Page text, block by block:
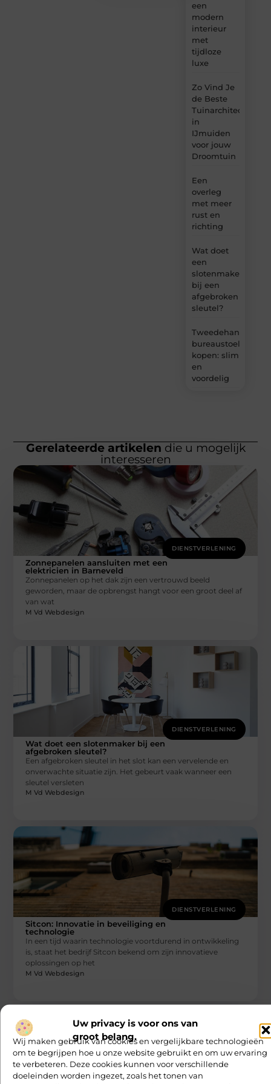
Uw privacy is voor ons van
groot belang.
Wij maken gebruik van cookies en vergelijkbare technologieën
om te begrijpen hoe u onze website gebruikt en om uw ervaring
te verbeteren. Deze cookies kunnen voor verschillende
doeleinden worden ingezet, zoals het tonen van
een
modern
interieur
met
tijdloze
luxe
Zo Vind Je
de Beste
Tuinarchitect
in
IJmuiden
voor jouw
Droomtuin
Een
overleg
met meer
rust en
richting
Wat doet
een
slotenmaker
bij een
afgebroken
sleutel?
Tweedehands
bureaustoel
kopen: slim
en
voordelig
Gerelateerde artikelen die u mogelijk
interesseren
DIENSTVERLENING
Zonnepanelen aansluiten met een
elektricien in Barneveld
Zonnepanelen op het dak zijn een vertrouwd beeld
geworden, maar de opbrengst hangt voor een groot deel af
van wat
M Vd Webdesign
DIENSTVERLENING
Wat doet een slotenmaker bij een
afgebroken sleutel?
Een afgebroken sleutel in het slot kan een vervelende en
onverwachte situatie zijn. Het gebeurt vaak wanneer een
sleutel versleten
M Vd Webdesign
DIENSTVERLENING
Sitcon: Innovatie in beveiliging en
technologie
In een tijd waarin technologie voortdurend in ontwikkeling
is, staat het bedrijf Sitcon bekend om zijn innovatieve
oplossingen op het
M Vd Webdesign